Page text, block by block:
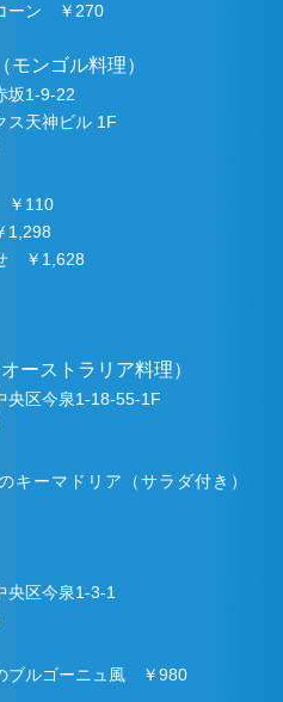
ーン ￥270
ンゴル料理）
坂1-9-22
ス天神ビル 1F
￥110
1,298
￥1,628
ーストラリア料理）
央区今泉1-18-55-1F
キーマドリア（サラダ付き）
央区今泉1-3-1
ブルゴーニュ風 ￥980